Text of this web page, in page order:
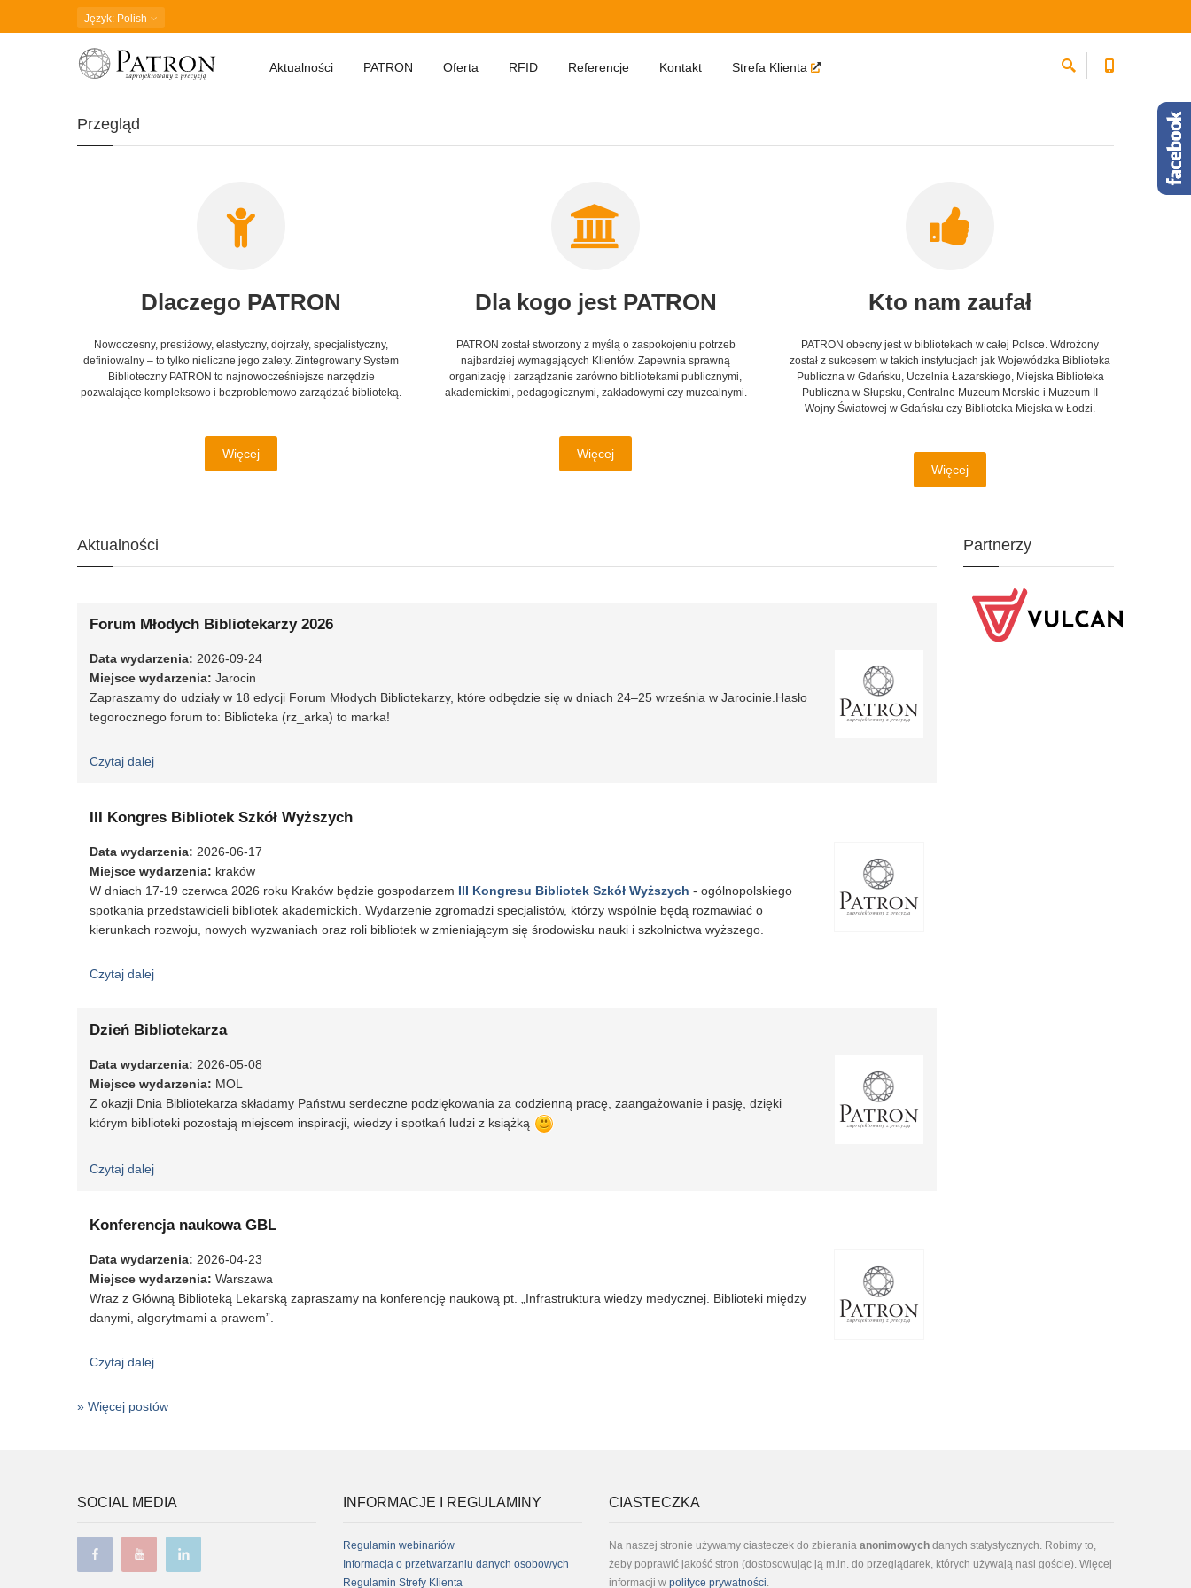
Język: Polish
Aktualności PATRON Oferta RFID Referencje Kontakt Strefa Klienta
Przegląd
Dlaczego PATRON
Nowoczesny, prestiżowy, elastyczny, dojrzały, specjalistyczny,
definiowalny – to tylko nieliczne jego zalety. Zintegrowany System
Biblioteczny PATRON to najnowocześniejsze narzędzie
pozwalające kompleksowo i bezproblemowo zarządzać biblioteką.
Więcej
Dla kogo jest PATRON
PATRON został stworzony z myślą o zaspokojeniu potrzeb
najbardziej wymagających Klientów. Zapewnia sprawną
organizację i zarządzanie zarówno bibliotekami publicznymi,
akademickimi, pedagogicznymi, zakładowymi czy muzealnymi.
Więcej
Kto nam zaufał
PATRON obecny jest w bibliotekach w całej Polsce. Wdrożony
został z sukcesem w takich instytucjach jak Wojewódzka Biblioteka
Publiczna w Gdańsku, Uczelnia Łazarskiego, Miejska Biblioteka
Publiczna w Słupsku, Centralne Muzeum Morskie i Muzeum II
Wojny Światowej w Gdańsku czy Biblioteka Miejska w Łodzi.
Więcej
Aktualności
Forum Młodych Bibliotekarzy 2026
Data wydarzenia: 2026-09-24
Miejsce wydarzenia: Jarocin
Zapraszamy do udziały w 18 edycji Forum Młodych Bibliotekarzy, które odbędzie się w dniach 24–25 września w Jarocinie.Hasło
tegorocznego forum to: Biblioteka (rz_arka) to marka!
Czytaj dalej
III Kongres Bibliotek Szkół Wyższych
Data wydarzenia: 2026-06-17
Miejsce wydarzenia: kraków
W dniach 17-19 czerwca 2026 roku Kraków będzie gospodarzem III Kongresu Bibliotek Szkół Wyższych - ogólnopolskiego
spotkania przedstawicieli bibliotek akademickich. Wydarzenie zgromadzi specjalistów, którzy wspólnie będą rozmawiać o
kierunkach rozwoju, nowych wyzwaniach oraz roli bibliotek w zmieniającym się środowisku nauki i szkolnictwa wyższego.
Czytaj dalej
Dzień Bibliotekarza
Data wydarzenia: 2026-05-08
Miejsce wydarzenia: MOL
Z okazji Dnia Bibliotekarza składamy Państwu serdeczne podziękowania za codzienną pracę, zaangażowanie i pasję, dzięki
którym biblioteki pozostają miejscem inspiracji, wiedzy i spotkań ludzi z książką
Czytaj dalej
Konferencja naukowa GBL
Data wydarzenia: 2026-04-23
Miejsce wydarzenia: Warszawa
Wraz z Główną Biblioteką Lekarską zapraszamy na konferencję naukową pt. „Infrastruktura wiedzy medycznej. Biblioteki między
danymi, algorytmami a prawem”.
Czytaj dalej
» Więcej postów
Partnerzy
SOCIAL MEDIA INFORMACJE I REGULAMINY
Regulamin webinariów
Informacja o przetwarzaniu danych osobowych
Regulamin Strefy Klienta
CIASTECZKA
Na naszej stronie używamy ciasteczek do zbierania anonimowych danych statystycznych. Robimy to,
żeby poprawić jakość stron (dostosowując ją m.in. do przeglądarek, których używają nasi goście). Więcej
informacji w polityce prywatności